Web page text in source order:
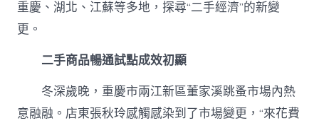
億
場〉
中
重慶、湖北、江蘇等多地，探尋“二手經濟”的新變
更。
二手商品暢通試點成效初顯
冬深歲晚，重慶市兩江新區董家溪跳蚤市場內熱
意融融。店東張秋玲感觸感染到了市場變更，“來花費